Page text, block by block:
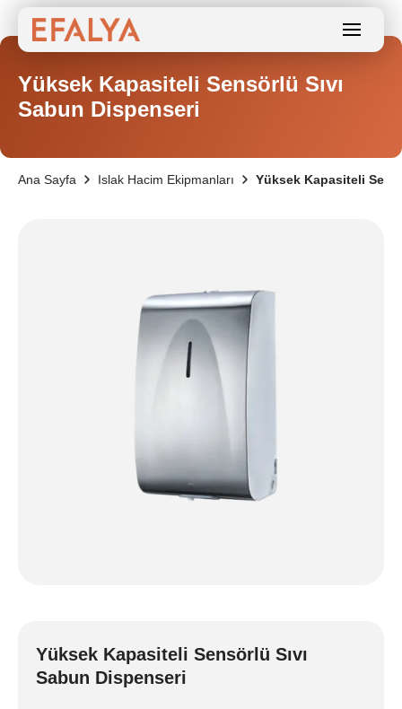
Yüksek Kapasiteli Sensörlü Sıvı
Sabun Dispenseri
Ana Sayfa Islak Hacim Ekipmanları Yüksek Kapasiteli
Yüksek Kapasiteli Sensörlü Sıvı
Sabun Dispenseri